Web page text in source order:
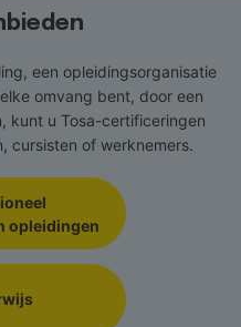
een opleidingsorganisatie
omvang bent, door een
kunt u Tosa-certificeringen
cursisten of werknemers.
opleidingen